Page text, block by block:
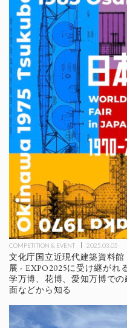
COMPETITION & EVENT 2025.03.05
文化庁国立近現代建築資料館
展 - EXPO2025に受け継がれ
学万博、花博、愛知万博で
面などから知る